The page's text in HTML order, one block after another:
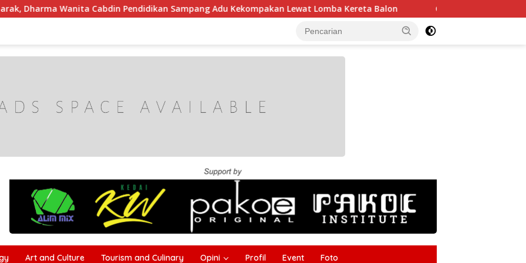
Pendidikan Sampang Adu Kekompakan Lewat Lomba Kereta Balon Gudang Gergaji Kayu di Tanggumong
Art and Culture Tourism and Culinary Opini Profil Event Foto